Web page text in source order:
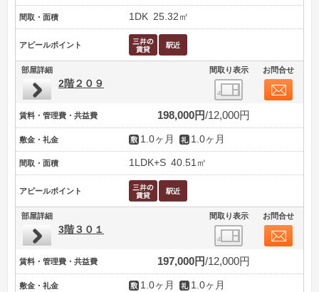
間取・面積 1DK 25.32㎡
アピールポイント
部屋詳細 間取り表示 お問合せ
2階２０９
賃料・管理費・共益費 198,000円 12,000円
敷金・礼金 1.0ヶ月 1.0ヶ月
間取・面積 1LDK+S 40.51㎡
アピールポイント
部屋詳細 間取り表示 お問合せ
3階３０１
賃料・管理費・共益費 197,000円 12,000円
敷金・礼金 1.0ヶ月 1.0ヶ月